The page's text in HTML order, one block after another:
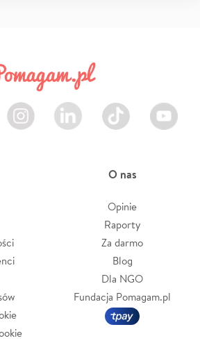
Instagram LinkedIn TikTok Youtube
O nas
Opinie
Raporty
Za darmo
Blog
Dla NGO
Fundacja Pomagam.pl